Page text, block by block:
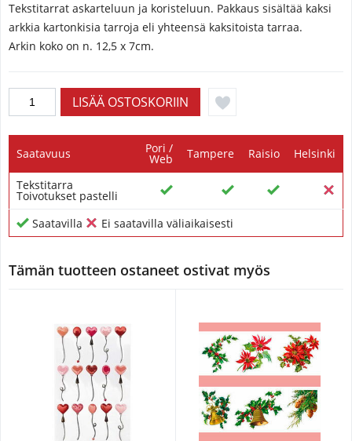
Tekstitarrat askarteluun ja koristeluun. ​Pakkaus sisältää kaksi
arkkia kartonkisia tarroja eli yhteensä kaksitoista tarraa.
Arkin koko on n. 12,5 x 7cm.
Saatavuus Pori /
Web Tampere Raisio Helsinki
Tekstitarra
Toivotukset pastelli
Saatavilla
Ei saatavilla väliaikaisesti
Tämän tuotteen ostaneet ostivat myös